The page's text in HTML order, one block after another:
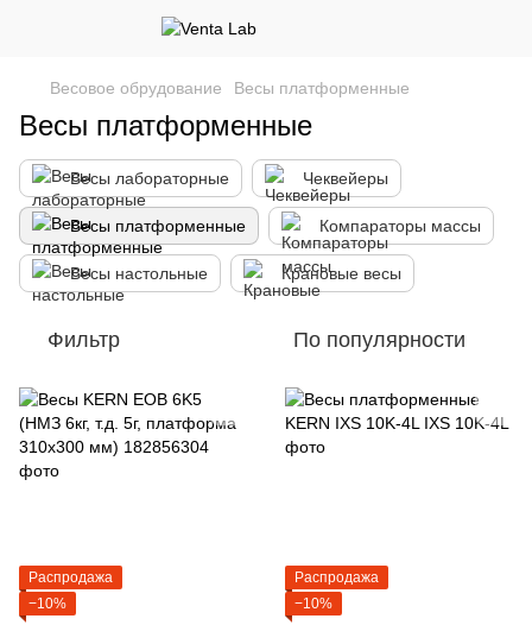
Весовое обрудование Весы платформенные
Весы платформенные
Весы лабораторные Чеквейеры
Весы платформенные Компараторы массы
Весы настольные Крановые весы
Фильтр По популярности
Распродажа
−10%
Распродажа
−10%